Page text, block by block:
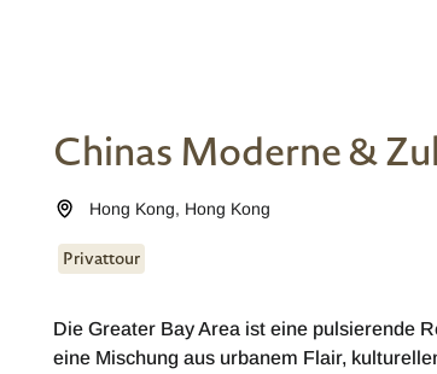
Chinas Moderne &
Hong Kong, Hong Kong
Privattour
Die Greater Bay Area ist eine pulsierende
eine Mischung aus urbanem Flair,